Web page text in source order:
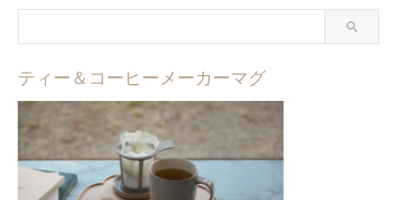
ティー＆コーヒーメーカーマグ